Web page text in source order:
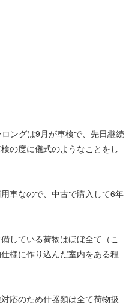
ングは9月が車検で、先日継続
の度に儀式のようなことをし
車なので、中古で購入して6年
している荷物はほぼ全て（こ
様に作り込んだ室内をある程
応のため什器類は全て荷物扱